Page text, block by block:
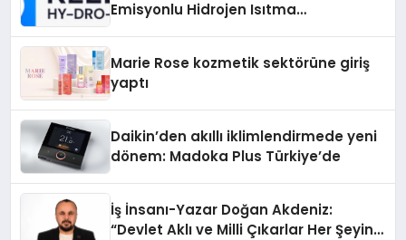
Emisyonlu Hidrojen Isıtma
Marie Rose kozmetik sektörüne giriş
yaptı
Daikin’den akıllı iklimlendirmede yeni
dönem: Madoka Plus Türkiye’de
İş İnsanı-Yazar Doğan Akdeniz:
“Devlet Aklı ve Milli Çıkarlar Her Şeyin